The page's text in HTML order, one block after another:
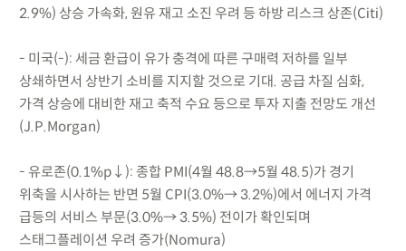
2.9%) 상승 가속화, 원유 재고 소진 우려 등 하방 리스크 상존(Citi)
- 미국(-): 세금 환급이 유가 충격에 따른 구매력 저하를 일부
상쇄하면서 상반기 소비를 지지할 것으로 기대. 공급 차질 심화,
가격 상승에 대비한 재고 축적 수요 등으로 투자 지출 전망도 개선
(J.P.Morgan)
- 유로존(0.1%p↓): 종합 PMI(4월 48.8→5월 48.5)가 경기
위축을 시사하는 반면 5월 CPI(3.0%→ 3.2%)에서 에너지 가격
급등의 서비스 부문(3.0%→ 3.5%) 전이가 확인되며
스태그플레이션 우려 증가(Nomura)